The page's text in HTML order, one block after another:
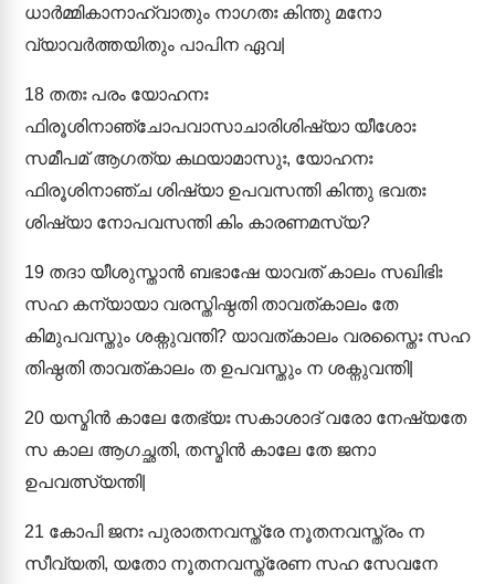
ധാർമ്മികാനാഹ്വാതും നാഗതഃ കിന്തു മനോ
വ്യാവർത്തയിതും പാപിന ഏവ|
18 തതഃ പരം യോഹനഃ
ഫിരൂശിനാഞ്ചോപവാസാചാരിശിഷ്യാ യീശോഃ
സമീപമ് ആഗത്യ കഥയാമാസുഃ, യോഹനഃ
ഫിരൂശിനാഞ്ച ശിഷ്യാ ഉപവസന്തി കിന്തു ഭവതഃ
ശിഷ്യാ നോപവസന്തി കിം കാരണമസ്യ?
19 തദാ യീശുസ്താൻ ബഭാഷേ യാവത് കാലം സഖിഭിഃ
സഹ കന്യായാ വരസ്തിഷ്ഠതി താവത്കാലം തേ
കിമുപവസ്തും ശക്നുവന്തി? യാവത്കാലം വരസ്തൈഃ സഹ
തിഷ്ഠതി താവത്കാലം ത ഉപവസ്തും ന ശക്നുവന്തി|
20 യസ്മിൻ കാലേ തേഭ്യഃ സകാശാദ് വരോ നേഷ്യതേ
സ കാല ആഗച്ഛതി, തസ്മിൻ കാലേ തേ ജനാ
ഉപവത്സ്യന്തി|
21 കോപി ജനഃ പുരാതനവസ്ത്രേ നൂതനവസ്ത്രം ന
സീവ്യതി, യതോ നൂതനവസ്ത്രേണ സഹ സേവനേ